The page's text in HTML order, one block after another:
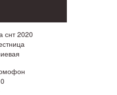
снт 2020